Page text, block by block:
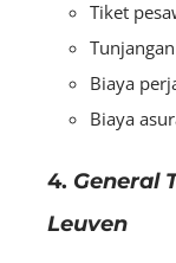
Tiket
Biaya
Biaya
4. General
Leuven